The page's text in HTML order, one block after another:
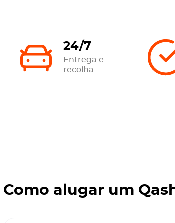
24/7
Entrega e
recolha
Como alugar um